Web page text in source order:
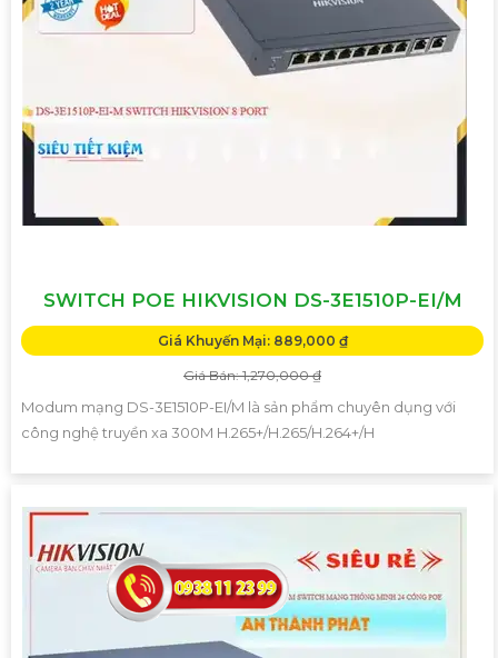
SWITCH POE HIKVISION DS-3E1510P-EI/M
Giá Khuyến Mại: 889,000 ₫
Giá Bán: 1,270,000 ₫
Modum mạng DS-3E1510P-EI/M là sản phẩm chuyên dụng với
công nghệ truyền xa 300M H.265+/H.265/H.264+/H